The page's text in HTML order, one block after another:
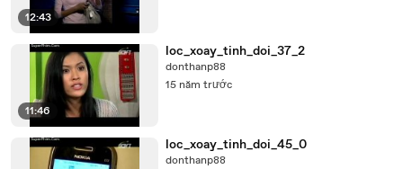
12:43
11:46
loc_xoay_tinh_doi_37_2
donthanp88
15 năm trước
loc_xoay_tinh_doi_45_0
donthanp88